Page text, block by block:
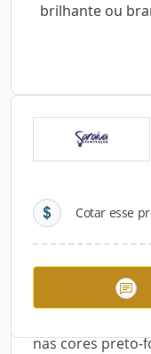
brilhante ou
Cotar esse
Descrição do
O Jardim
iluminação de
nas cores preto-